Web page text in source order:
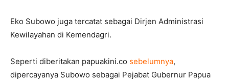
Eko Subowo juga tercatat sebagai Dirjen Administrasi
Kewilayahan di Kemendagri.
Seperti diberitakan papuakini.co sebelumnya,
dipercayanya Subowo sebagai Pejabat Gubernur Papua